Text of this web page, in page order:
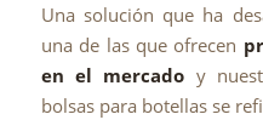
Una solución que ha
una de las que ofrecen
en el mercado y
bolsas para botellas se